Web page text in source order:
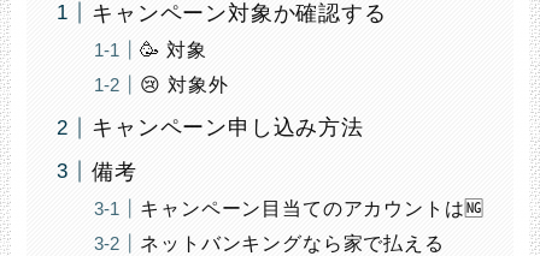
キャンペーン対象か確認する
🥳 対象
😢 対象外
キャンペーン申し込み方法
備考
キャンペーン目当てのアカウントは🆖
ネットバンキングなら家で払える